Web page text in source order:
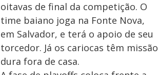
oitavas de final da competição. O
time baiano joga na Fonte Nova,
em Salvador, e terá o apoio de seu
torcedor. Já os cariocas têm missão
dura fora de casa.